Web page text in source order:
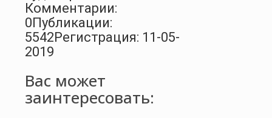
Комментарии:
0Публикации:
5542Регистрация: 11-05-
2019
Вас может
заинтересовать: